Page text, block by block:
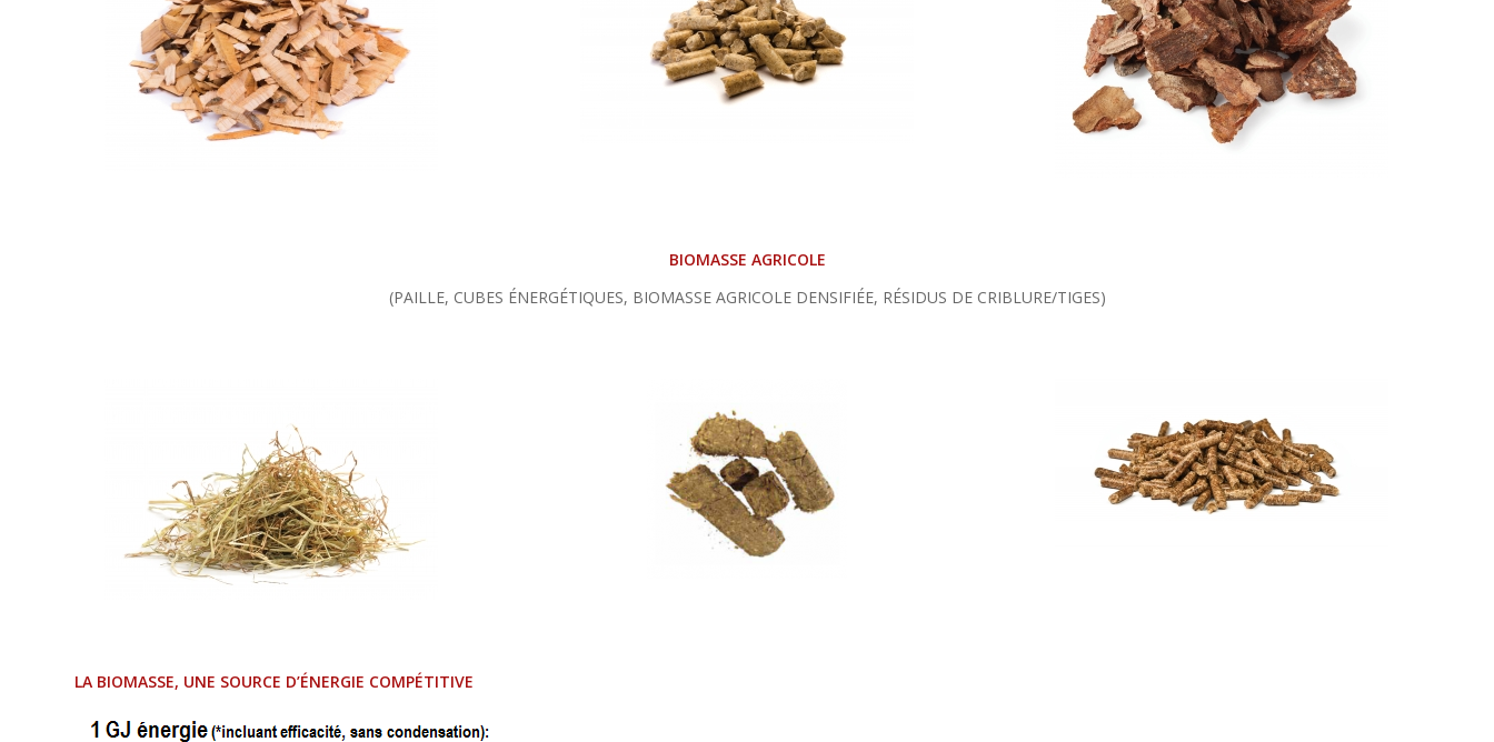
BIOMASSE AGRICOLE
(PAILLE, CUBES ÉNERGÉTIQUES, BIOMASSE AGRICOLE DENSIFIÉE, RÉSIDUS DE CRIBLURE/TIGES)
LA BIOMASSE, UNE SOURCE D’ÉNERGIE COMPÉTITIVE